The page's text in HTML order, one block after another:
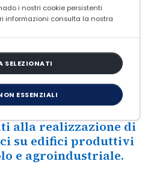
Parco
- Apertura
12:00 del 10
2026
alla realizzazione di
su edifici produttivi
e agroindustriale.
i nostri cookie persistenti
informazioni consulta la nostra
SELEZIONATI
ESSENZIALI